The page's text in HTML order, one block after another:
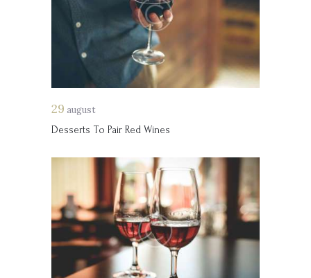
29 august
Desserts To Pair Red Wines